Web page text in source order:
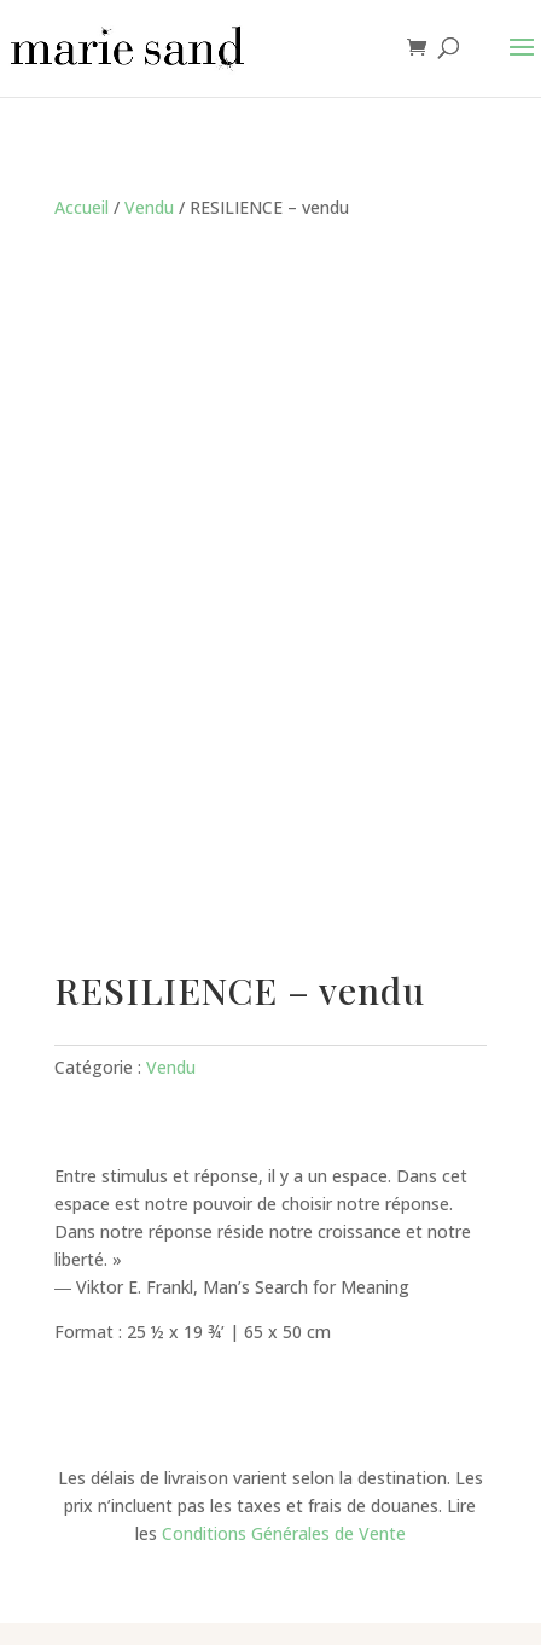
Accueil / Vendu / RESILIENCE – vendu
RESILIENCE – vendu
Catégorie : Vendu
Entre stimulus et réponse, il y a un espace. Dans cet
espace est notre pouvoir de choisir notre réponse.
Dans notre réponse réside notre croissance et notre
liberté. »
― Viktor E. Frankl, Man’s Search for Meaning
Format : 25 ½ x 19 ¾’ | 65 x 50 cm
Les délais de livraison varient selon la destination. Les
prix n’incluent pas les taxes et frais de douanes. Lire
les Conditions Générales de Vente